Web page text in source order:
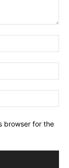
browser for the